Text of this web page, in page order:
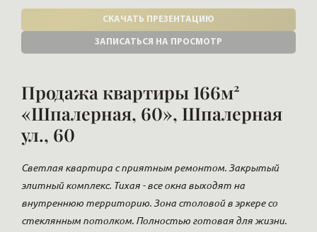
СКАЧАТЬ ПРЕЗЕНТАЦИЮ
ЗАПИСАТЬСЯ НА ПРОСМОТР
Продажа квартиры 166м²
«Шпалерная, 60», Шпалерная
ул., 60
Светлая квартира с приятным ремонтом. Закрытый
элитный комплекс. Тихая - все окна выходят на
внутреннюю территорию. Зона столовой в эркере со
стеклянным потолком. Полностью готовая для жизни.